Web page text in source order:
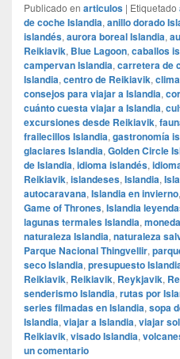
Publicado en articulos | Etiquetado
de coche Islandia, anillo dorado
islandés, aurora boreal Islandia,
Reikiavik, Blue Lagoon, caballos
campervan Islandia, carretera de
Islandia, centro de Reikiavik,
consejos para viajar a Islandia,
cuánto cuesta viajar a Islandia,
excursiones desde Reikiavik,
frailecillos Islandia, gastronomía
glaciares Islandia, Golden Circle
de Islandia, idioma islandés,
Reikiavik, islandeses, Islandia,
autocaravana, Islandia en invierno,
Game of Thrones, Islandia
lagunas termales Islandia,
naturaleza Islandia, naturaleza
Parque Nacional Thingvellir,
seco Islandia, presupuesto
Reikiavik, Reikiavik, Reykjavik,
senderismo Islandia, rutas por
series filmadas en Islandia, sopa
Islandia, viajar a Islandia, viajar
Reikiavik, visado Islandia,
un comentario